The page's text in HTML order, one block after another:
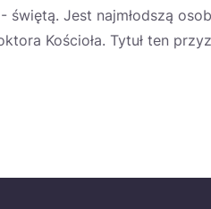
świętą. Jest najmłodszą
Kościoła. Tytuł ten